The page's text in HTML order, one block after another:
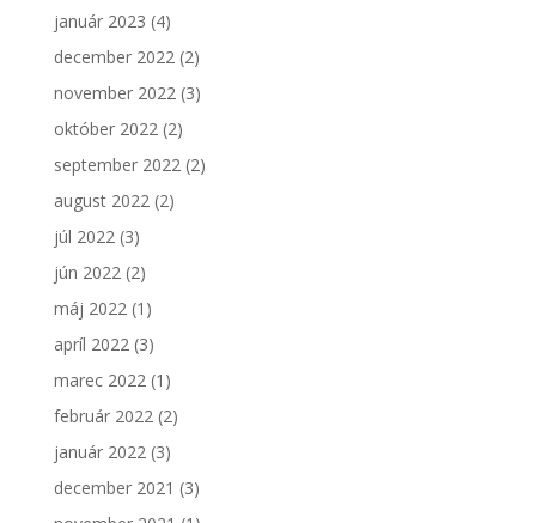
január 2023 (4)
december 2022(2)
november 2022(3)
október 2022(2)
september 2022(2)
august 2022(2)
júl 2022(3)
jún 2022(2)
máj 2022(1)
apríl 2022(3)
marec 2022(1)
február 2022(2)
január 2022(3)
december 2021 (3)